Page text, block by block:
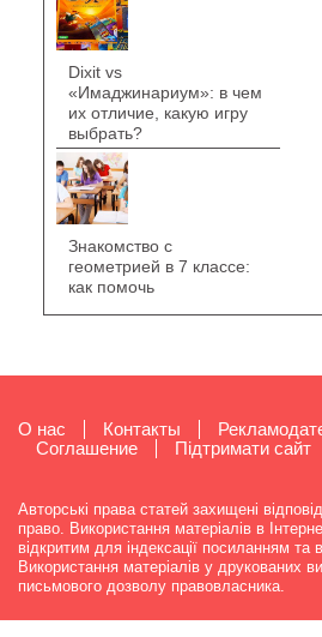
Dixit vs
«Имаджинариум»: в чем
их отличие, какую игру
выбрать?
Знакомство с
геометрией в 7 классе:
как помочь
О нас Контакты
Cоглашение
Підтримати сайт
Авторські права статей захищені
право. Використання матеріалів в
відкритим для індексації посиланням та
Використання матеріалів у друкованих
письмового дозволу правовласника.